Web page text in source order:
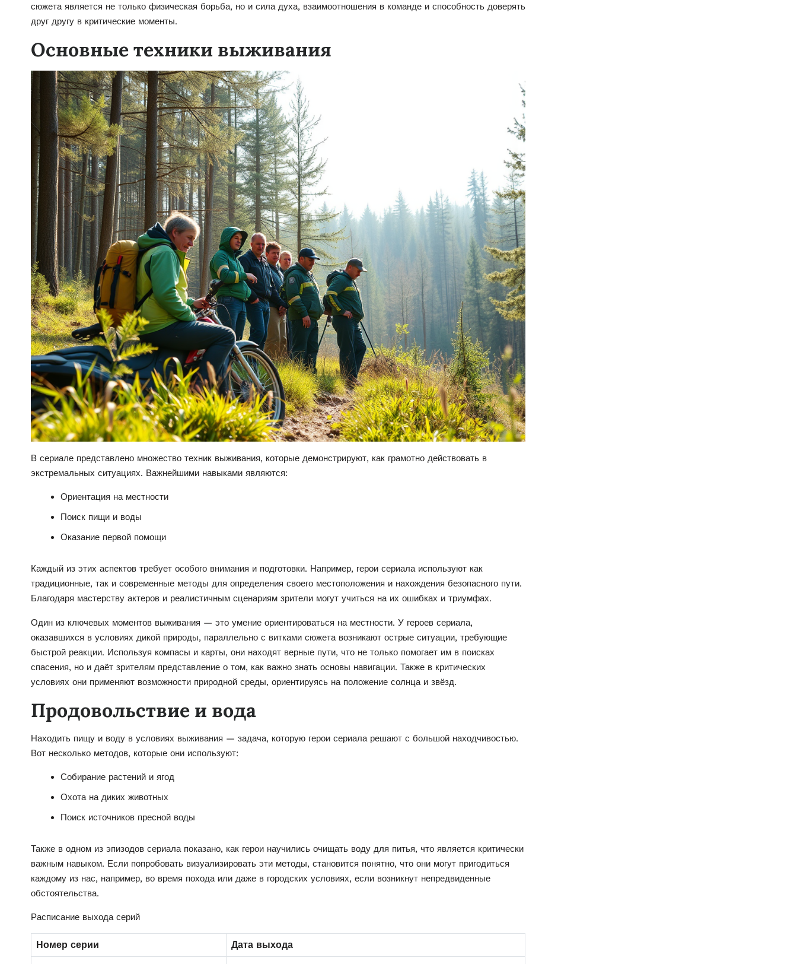
сюжета является не только физическая борьба, но и сила духа, взаимоотношения в команде и способность доверять
друг другу в критические моменты.
Основные техники выживания
В сериале представлено множество техник выживания, которые демонстрируют, как грамотно действовать в
экстремальных ситуациях. Важнейшими навыками являются:
Ориентация на местности
Поиск пищи и воды
Оказание первой помощи
Каждый из этих аспектов требует особого внимания и подготовки. Например, герои сериала используют как
традиционные, так и современные методы для определения своего местоположения и нахождения безопасного пути.
Благодаря мастерству актеров и реалистичным сценариям зрители могут учиться на их ошибках и триумфах.
Один из ключевых моментов выживания — это умение ориентироваться на местности. У героев сериала,
оказавшихся в условиях дикой природы, параллельно с витками сюжета возникают острые ситуации, требующие
быстрой реакции. Используя компасы и карты, они находят верные пути, что не только помогает им в поисках
спасения, но и даёт зрителям представление о том, как важно знать основы навигации. Также в критических
условиях они применяют возможности природной среды, ориентируясь на положение солнца и звёзд.
Продовольствие и вода
Находить пищу и воду в условиях выживания — задача, которую герои сериала решают с большой находчивостью.
Вот несколько методов, которые они используют:
Собирание растений и ягод
Охота на диких животных
Поиск источников пресной воды
Также в одном из эпизодов сериала показано, как герои научились очищать воду для питья, что является критически
важным навыком. Если попробовать визуализировать эти методы, становится понятно, что они могут пригодиться
каждому из нас, например, во время похода или даже в городских условиях, если возникнут непредвиденные
обстоятельства.
Расписание выхода серий
Номер серии Дата выхода